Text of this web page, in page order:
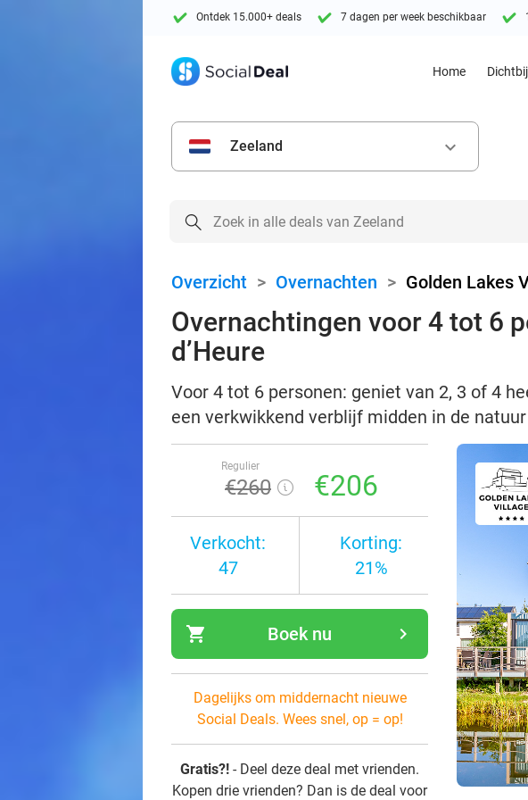
Ontdek 15.000+ deals 7 dagen per week beschikbaar
Home Dichtbij
Zeeland keyboard_arrow_down
Overzicht > Overnachten > Golden Lakes
Overnachtingen voor 4 tot 6
d’Heure
Voor 4 tot 6 personen: geniet van 2, 3 of 4
een verkwikkend verblijf midden in de natuur
Regulier
€260 €206
Verkocht:
47
Korting:
21%
shopping_cart navigate_next
Boek nu
Dagelijks om middernacht nieuwe
Social Deals. Wees snel, op = op!
Gratis?! - Deel deze deal met vrienden.
Kopen drie vrienden? Dan is de deal voor